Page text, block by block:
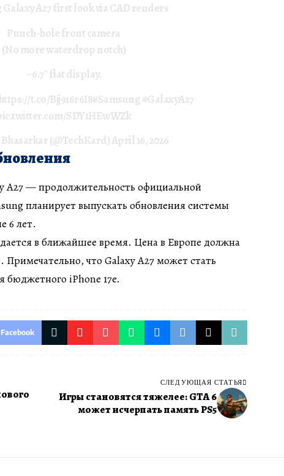
Galaxy A27 first look via CAD renders
Punch-hole front camera
(No more waterdrop notch)
~6.7" flat display.
https://t.co/Bjj916r6I8#Samsung#GalaxyA27
SDY1HEwWZk
(@TechKard)April 16, 2026
— продолжительность официальной
планирует выпускать обновления системы
6 лет.
в ближайшее время. Цена в Европе должна
Примечательно, что Galaxy A27 может стать
iPhone 17e.
Facebook
СЛЕДУЮЩАЯ СТАТЬЯ
Игры становятся тяжелее: GTA 6
может исчерпать память PS5